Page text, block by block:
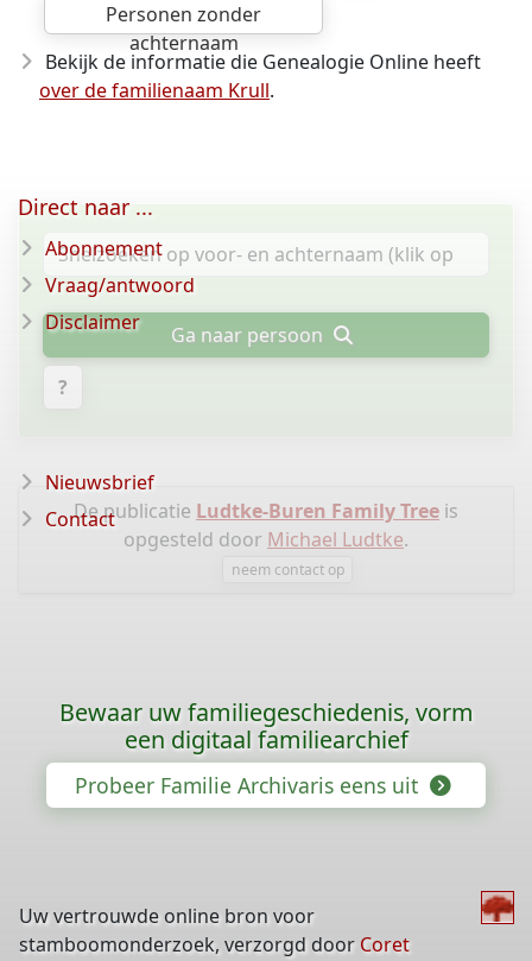
Personen zonder
achternaam
Bekijk de informatie die Genealogie Online heeft
over de familienaam Krull.
Ga naar persoon
?
De publicatie Ludtke-Buren Family Tree is
opgesteld door Michael Ludtke.
neem contact op
Direct naar ...
Abonnement
Vraag/antwoord
Disclaimer
Nieuwsbrief
Contact
Bewaar uw familiegeschiedenis, vorm
een digitaal familiearchief
Probeer Familie Archivaris eens uit
Uw vertrouwde online bron voor
stamboomonderzoek, verzorgd door Coret